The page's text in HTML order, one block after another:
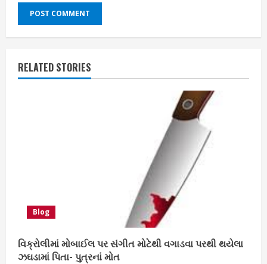
RELATED STORIES
Blog
વિક્રોલીમાં મોબાઈલ પર સંગીત મોટેથી વગાડવા પરથી થયેલા
ઝઘડામાં પિતા- પુત્રનાં મોત